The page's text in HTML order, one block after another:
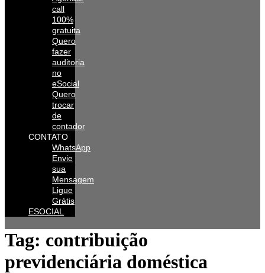
call
100%
gratuita
Quero
fazer
auditoria
no
eSocial
Quero
trocar
de
contador
CONTATO
WhatsApp
Envie
sua
Mensagem
Ligue
Grátis
ESOCIAL
Tag: contribuição
previdenciária doméstica